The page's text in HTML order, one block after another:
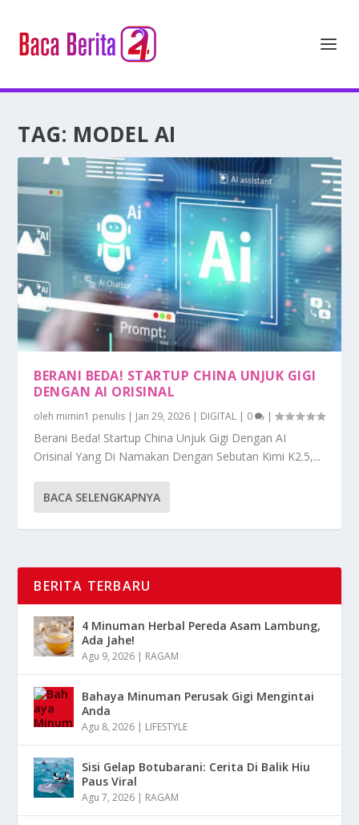
TAG: MODEL AI
BERANI BEDA! STARTUP CHINA UNJUK GIGI
DENGAN AI ORISINAL
oleh mimin1 penulis | Jan 29, 2026 | DIGITAL | 0 |
Berani Beda! Startup China Unjuk Gigi Dengan AI
Orisinal Yang Di Namakan Dengan Sebutan Kimi K2.5,...
BACA SELENGKAPNYA
BERITA TERBARU
4 Minuman Herbal Pereda Asam Lambung,
Ada Jahe!
Agu 9, 2026 | RAGAM
Bahaya Minuman Perusak Gigi Mengintai
Anda
Agu 8, 2026 | LIFESTYLE
Sisi Gelap Botubarani: Cerita Di Balik Hiu
Paus Viral
Agu 7, 2026 | RAGAM